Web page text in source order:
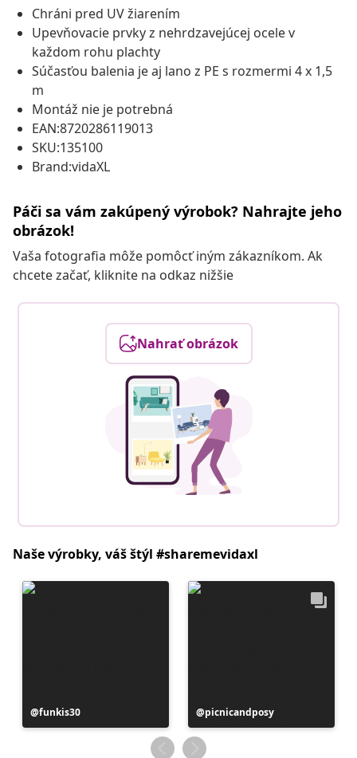
Chráni pred UV žiarením
Upevňovacie prvky z nehrdzavejúcej ocele v
každom rohu plachty
Súčasťou balenia je aj lano z PE s rozmermi 4 x 1,5
m
Montáž nie je potrebná
EAN:8720286119013
SKU:135100
Brand:vidaXL
Páči sa vám zakúpený výrobok? Nahrajte jeho
obrázok!
Vaša fotografia môže pomôcť iným zákazníkom. Ak
chcete začať, kliknite na odkaz nižšie
Nahrať obrázok
Naše výrobky, váš štýl #sharemevidaxl
Príspevok
zverejnil
funkis30
Príspevok
zverejnil
picnicandposy